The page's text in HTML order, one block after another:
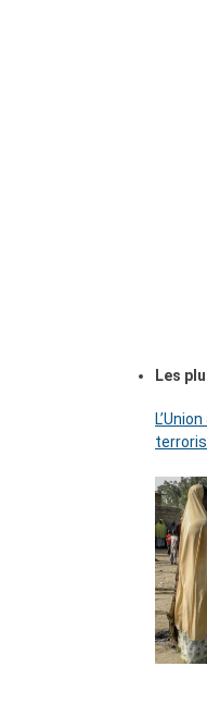
Les